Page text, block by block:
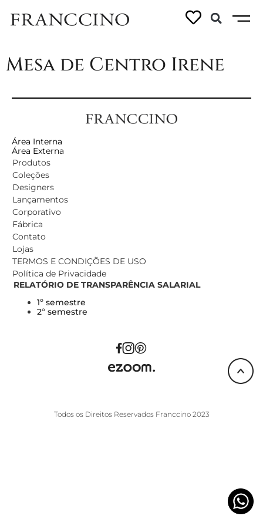
Linhas:Irene
Mesa de Centro Irene
Área Interna
Área Externa
Produtos
Coleções
Designers
Lançamentos
Corporativo
Fábrica
Contato
Lojas
TERMOS E CONDIÇÕES DE USO
Política de Privacidade
RELATÓRIO DE TRANSPARÊNCIA SALARIAL
1º semestre
2º semestre
Todos os Direitos Reservados Franccino 2023